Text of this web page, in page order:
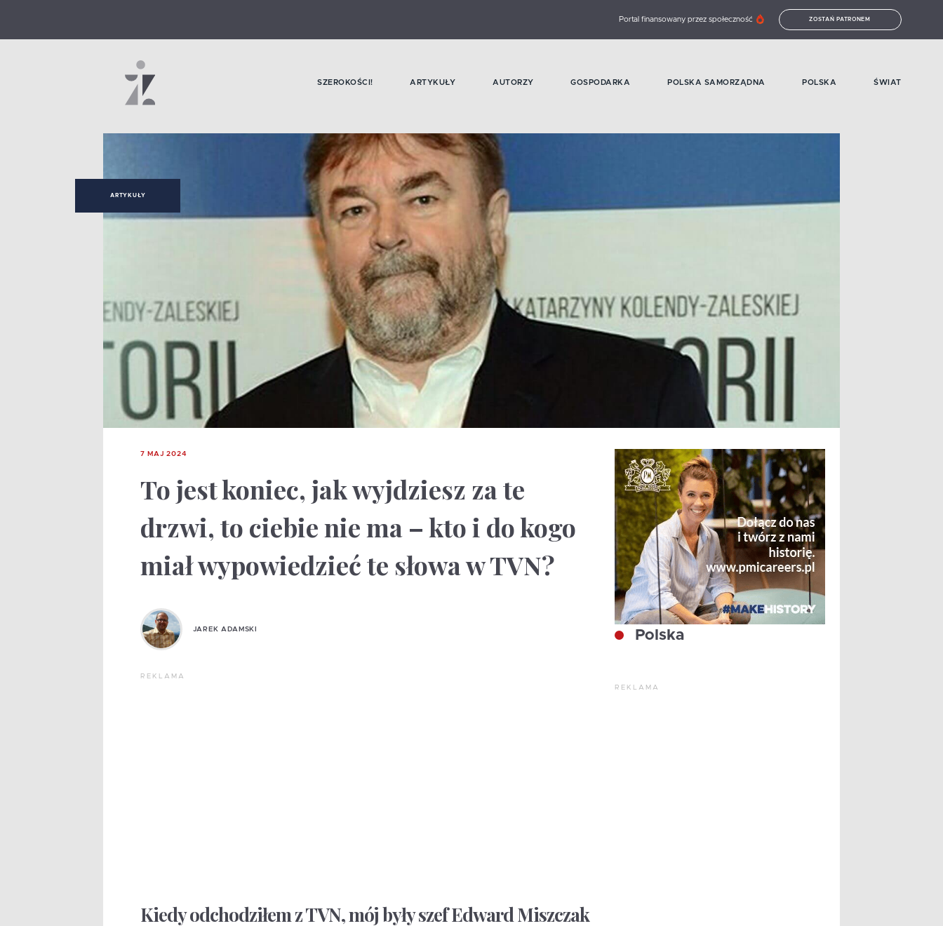
Portal finansowany przez społeczność ZOSTAŃ PATRONEM
SZEROKOŚCI! ARTYKUŁY AUTORZY GOSPODARKA POLSKA SAMORZĄDNA POLSKA ŚWIAT
ARTYKUŁY
7 MAJ 2024
To jest koniec, jak wyjdziesz za te
drzwi, to ciebie nie ma – kto i do kogo
miał wypowiedzieć te słowa w TVN?
JAREK ADAMSKI
REKLAMA
Kiedy odchodziłem z TVN, mój były szef Edward Miszczak
Polska
REKLAMA